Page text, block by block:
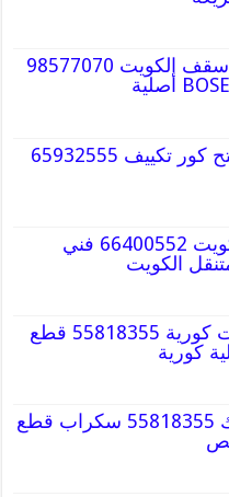
شركة سماعات سقف الكويت 98577070
قص خرسانه وفتح كور تكييف 65932555
تظليل سيارة الكويت 66400552 فني
الكويت
قطع غيار سيارات كورية 55818355 قطع
كورية
قطع غيار كاديلاك 55818355 سكراب قطع